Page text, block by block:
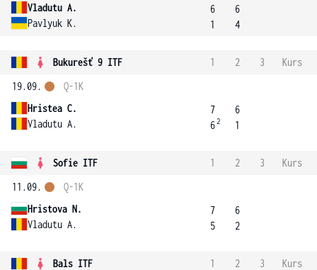
Vladutu A.
Pavlyuk K.
6
1
6
4
Bukurešť 9 ITF 1 2 3
Kurs
19.09.
Hristea C.
Vladutu A.
Q-1K
7
62
6
1
Sofie ITF 1 2 3
Kurs
11.09.
Hristova N.
Vladutu A.
Q-1K
7
5
6
2
Bals ITF 1 2 3
Kurs